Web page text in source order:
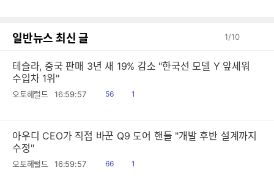
일반뉴스 최신 글 1/10
테슬라, 중국 판매 3년 새 19% 감소 "한국선 모델 Y 앞세워
수입차 1위"
오토헤럴드 16:59:57
읽
56
공1
아우디 CEO가 직접 바꾼 Q9 도어 핸들 "개발 후반 설계까지
수정"
오토헤럴드 16:59:57
읽
66
공1